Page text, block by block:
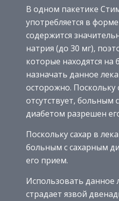
В одном пакетике
употребляется в
содержится
натрия (до 30 мг),
которые находятся на
назначать данное
осторожно. Поскольку
отсутствует, больным
диабетом разрешен
Поскольку сахар в
больным с сахарным
его прием.
Использовать данное
страдает язвой